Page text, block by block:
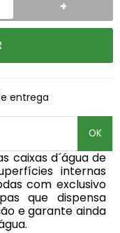
+
entrega
OK
caixas d´água de
internas
com exclusivo
que dispensa
e garante ainda